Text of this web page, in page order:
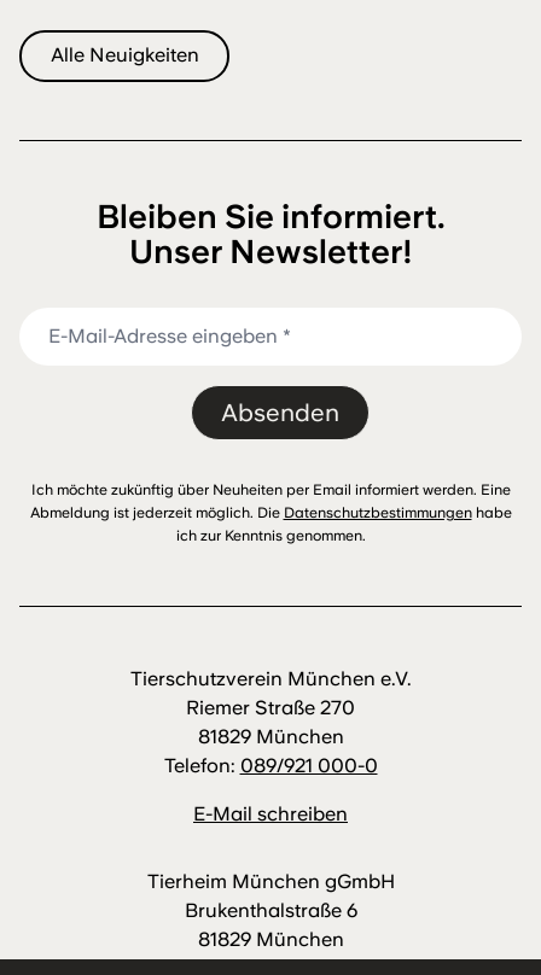
Alle Neuigkeiten
Tierschutzverein München e.V.
Riemer Straße 270
81829 München
Telefon: 089/921 000-0
E-Mail schreiben
Tierheim München gGmbH
Brukenthalstraße 6
81829 München
Bleiben Sie informiert.
Unser Newsletter!
Absenden
Ich möchte zukünftig über Neuheiten per Email informiert werden. Eine
Abmeldung ist jederzeit möglich. Die Datenschutzbestimmungenhabe
ich zur Kenntnis genommen.